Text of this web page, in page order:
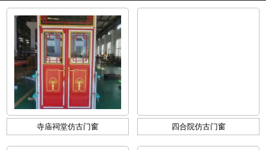
寺庙祠堂仿古门窗 四合院仿古门窗